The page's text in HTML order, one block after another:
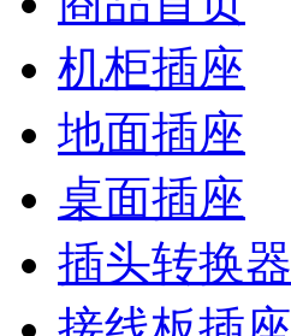
机柜插座
地面插座
桌面插座
插头转换器